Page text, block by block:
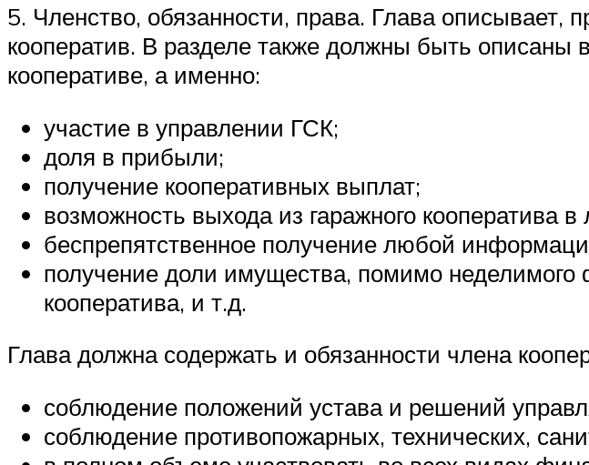
5. Членство, обязанности, права. Глава описывает,
кооператив. В разделе также должны быть описаны
кооперативе, а именно:
участие в управлении ГСК;
доля в прибыли;
получение кооперативных выплат;
возможность выхода из гаражного кооператива
беспрепятственное получение любой
получение доли имущества, помимо неделимого
кооператива, и т.д.
Глава должна содержать и обязанности члена
соблюдение положений устава и решений
соблюдение противопожарных, технических,